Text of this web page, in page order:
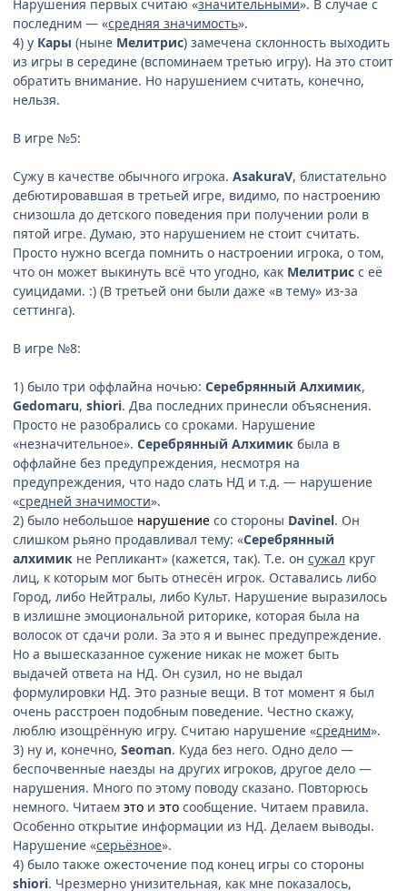
Нарушения первых считаю «значительными». В случае с
последним — «средняя значимость».
4) у Кары (ныне Мелитрис) замечена склонность выходить
из игры в середине (вспоминаем третью игру). На это стоит
обратить внимание. Но нарушением считать, конечно,
нельзя.
В игре №5:
Сужу в качестве обычного игрока. AsakuraV, блистательно
дебютировавшая в третьей игре, видимо, по настроению
снизошла до детского поведения при получении роли в
пятой игре. Думаю, это нарушением не стоит считать.
Просто нужно всегда помнить о настроении игрока, о том,
что он может выкинуть всё что угодно, как Мелитрис с её
суицидами. :) (В третьей они были даже «в тему» из-за
сеттинга).
В игре №8:
1) было три оффлайна ночью: Серебрянный Алхимик,
Gedomaru, shiori. Два последних принесли объяснения.
Просто не разобрались со сроками. Нарушение
«незначительное». Серебрянный Алхимик была в
оффлайне без предупреждения, несмотря на
предупреждения, что надо слать НД и т.д. — нарушение
«средней значимости».
2) было небольшое нарушение со стороны Davinel. Он
слишком рьяно продавливал тему: «Серебрянный
алхимик не Репликант» (кажется, так). Т.е. он сужал круг
лиц, к которым мог быть отнесён игрок. Оставались либо
Город, либо Нейтралы, либо Культ. Нарушение выразилось
в излишне эмоциональной риторике, которая была на
волосок от сдачи роли. За это я и вынес предупреждение.
Но а вышесказанное сужение никак не может быть
выдачей ответа на НД. Он сузил, но не выдал
формулировки НД. Это разные вещи. В тот момент я был
очень расстроен подобным поведение. Честно скажу,
люблю изощрённую игру. Считаю нарушение «средним».
3) ну и, конечно, Seoman. Куда без него. Одно дело —
беспочвенные наезды на других игроков, другое дело —
нарушения. Много по этому поводу сказано. Повторюсь
немного. Читаем это и это сообщение. Читаем правила.
Особенно открытие информации из НД. Делаем выводы.
Нарушение «серьёзное».
4) было также ожесточение под конец игры со стороны
shiori. Чрезмерно унизительная, как мне показалось,